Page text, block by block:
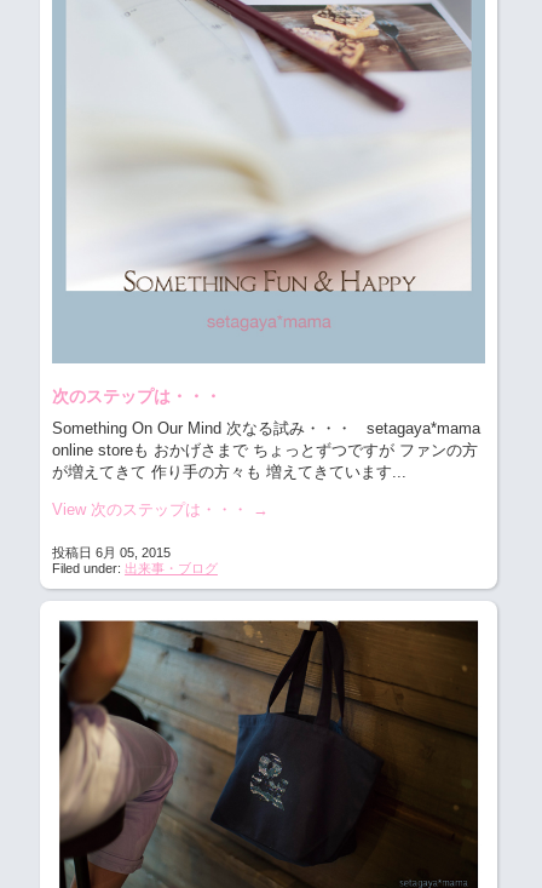
次のステップは・・・
Something On Our Mind 次なる試み・・・
setagaya*mama
online storeも おかげさまで ちょっとずつですが ファンの方
が増えてきて 作り手の方々も 増えてきています...
View 次のステップは・・・ →
投稿日 6月 05, 2015
Filed under: 出来事・ブログ